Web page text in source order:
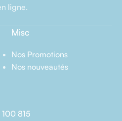
ligne.
Misc
Nos Promotions
Nos nouveautés
815